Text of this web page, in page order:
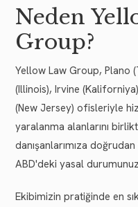
Neden
Group?
Yellow Law Group, Plano
(Illinois), Irvine
(New Jersey) ofisleriyle
yaralanma alanlarını
danışanlarımıza
ABD'deki yasal
Ekibimizin pratiğinde en